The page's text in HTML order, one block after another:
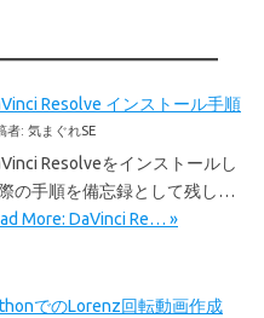
Resolve インストール手順
者: 気まぐれSE
Resolveをインストールし
の手順を備忘録として残し…
More: DaVinci Re… »
でのLorenz回転動画作成